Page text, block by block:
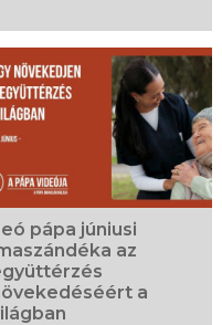
pápa júniusi
az
a